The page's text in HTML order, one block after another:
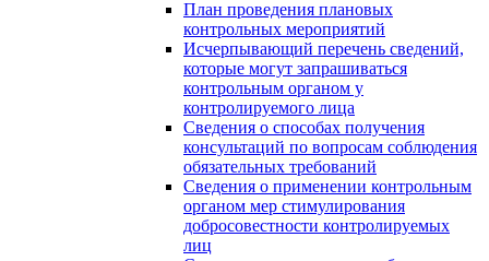
План проведения плановых
контрольных мероприятий
Исчерпывающий перечень сведений,
которые могут запрашиваться
контрольным органом у
контролируемого лица
Сведения о способах получения
консультаций по вопросам соблюдения
обязательных требований
Сведения о применении контрольным
органом мер стимулирования
добросовестности контролируемых
лиц